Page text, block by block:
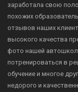
заработала свою
похожих
отзывов наших
высокого качества
фото нашей
потренироваться в
обучение и многое
недорого и